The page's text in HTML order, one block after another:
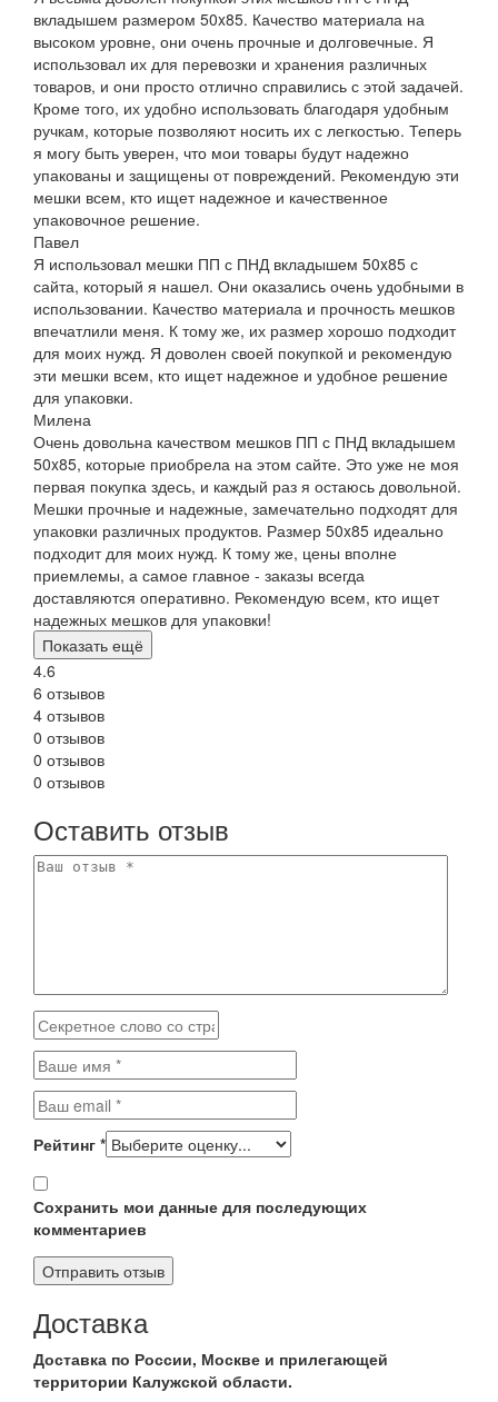
вкладышем размером 50x85. Качество материала на
высоком уровне, они очень прочные и долговечные. Я
использовал их для перевозки и хранения различных
товаров, и они просто отлично справились с этой задачей.
Кроме того, их удобно использовать благодаря удобным
ручкам, которые позволяют носить их с легкостью. Теперь
я могу быть уверен, что мои товары будут надежно
упакованы и защищены от повреждений. Рекомендую эти
мешки всем, кто ищет надежное и качественное
упаковочное решение.
Павел
Я использовал мешки ПП с ПНД вкладышем 50x85 с
сайта, который я нашел. Они оказались очень удобными в
использовании. Качество материала и прочность мешков
впечатлили меня. К тому же, их размер хорошо подходит
для моих нужд. Я доволен своей покупкой и рекомендую
эти мешки всем, кто ищет надежное и удобное решение
для упаковки.
Милена
Очень довольна качеством мешков ПП с ПНД вкладышем
50x85, которые приобрела на этом сайте. Это уже не моя
первая покупка здесь, и каждый раз я остаюсь довольной.
Мешки прочные и надежные, замечательно подходят для
упаковки различных продуктов. Размер 50x85 идеально
подходит для моих нужд. К тому же, цены вполне
приемлемы, а самое главное - заказы всегда
доставляются оперативно. Рекомендую всем, кто ищет
надежных мешков для упаковки!
Показать ещё
4.6
6 отзывов
4 отзывов
0 отзывов
0 отзывов
0 отзывов
Оставить отзыв
Рейтинг *
Сохранить мои данные для последующих
комментариев
Доставка
Доставка по России, Москве и прилегающей
территории Калужской области.